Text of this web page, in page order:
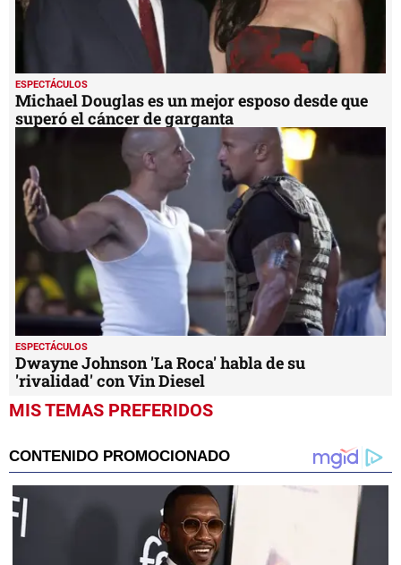
ESPECTÁCULOS
Michael Douglas es un mejor esposo desde que
superó el cáncer de garganta
ESPECTÁCULOS
Dwayne Johnson 'La Roca' habla de su
'rivalidad' con Vin Diesel
MIS TEMAS PREFERIDOS